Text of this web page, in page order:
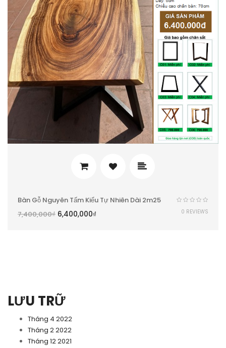
LƯU TRỮ
Tháng 4 2022
Tháng 2 2022
Tháng 12 2021
Bàn Gỗ Nguyên Tấm Kiểu Tự Nhiên Dài 2m25
7,400,000₫ 6,400,000₫ 0 REVIEWS